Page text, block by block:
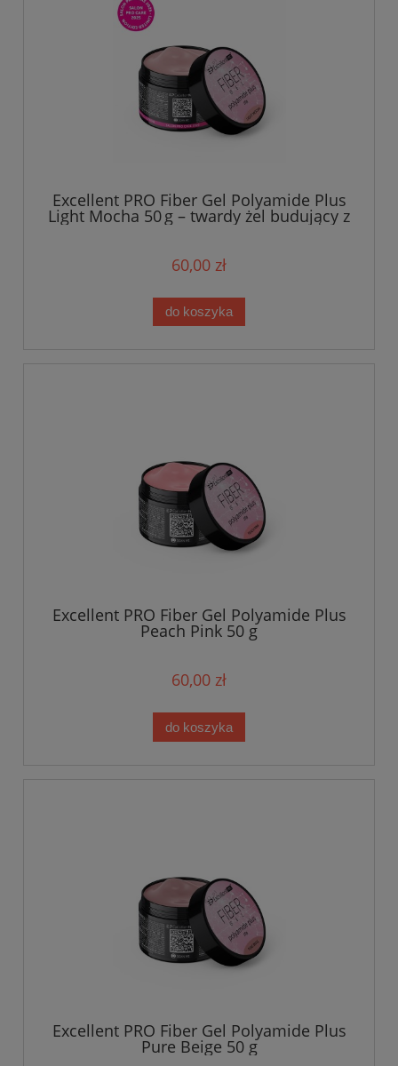
Excellent PRO Fiber Gel Polyamide Plus
Light Mocha 50 g – twardy żel budujący z
włóknami polyamidowymi
60,00 zł
do koszyka
Excellent PRO Fiber Gel Polyamide Plus
Peach Pink 50 g
60,00 zł
do koszyka
Excellent PRO Fiber Gel Polyamide Plus
Pure Beige 50 g